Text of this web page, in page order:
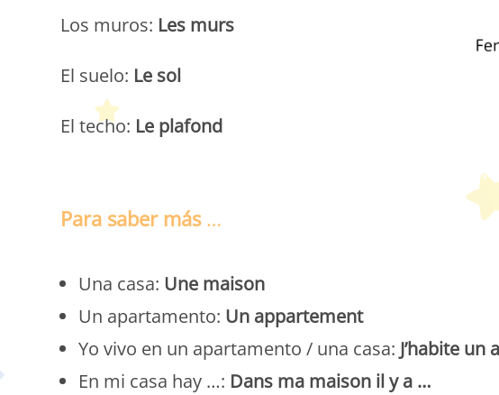
Los muros: Les murs
El suelo: Le sol
El techo: Le plafond
Peques Français
Para saber más…
Una casa: Une maison
Un apartamento: Un appartement
Yo vivo en un apartamento / una casa: J’habite
En mi casa hay …: Dans ma maison il y a …